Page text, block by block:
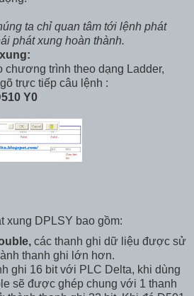
ta chỉ quan tâm tới lệnh phát
phát xung hoàn thành.
chương trình theo dạng Ladder,
trực tiếp câu lệnh :
Y0
xung DPLSY bao gồm:
các thanh ghi dữ liệu được sử
thanh ghi lớn hơn.
ghi 16 bit với PLC Delta, khi dùng
sẽ được ghép chung với 1 thanh